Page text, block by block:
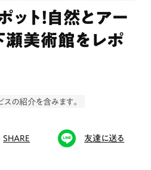
# スイーツ
# パン
# コーヒー
ト！自然とアー
瀬美術館をレポ
の紹介を含みます。
SHARE 友達に送る